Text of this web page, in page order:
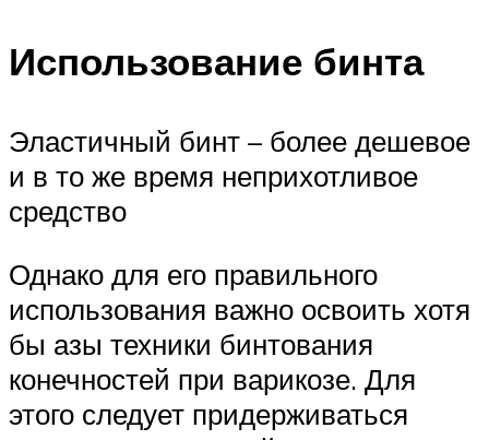
Использование бинта
Эластичный бинт – более дешевое
и в то же время неприхотливое
средство
Однако для его правильного
использования важно освоить хотя
бы азы техники бинтования
конечностей при варикозе. Для
этого следует придерживаться